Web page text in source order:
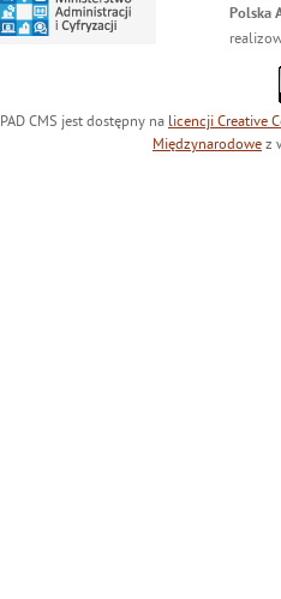
Polska
PAD CMS jest dostępny na licencji Creative
Międzynarodowe z